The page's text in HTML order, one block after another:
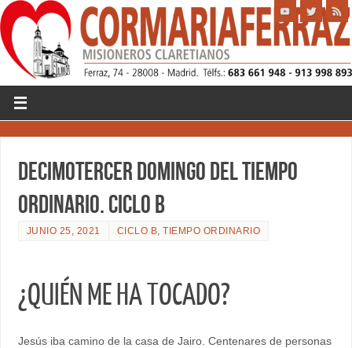
DECIMOTERCER DOMINGO DEL TIEMPO
ORDINARIO. CICLO B
JUNIO 25, 2021 CICLO B ,TIEMPO ORDINARIO
¿QUIÉN ME HA TOCADO?
Jesús iba camino de la casa de Jairo. Centenares de personas